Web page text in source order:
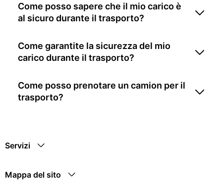
Come posso sapere che il mio carico è
al sicuro durante il trasporto?
Come garantite la sicurezza del mio
carico durante il trasporto?
Come posso prenotare un camion per il
trasporto?
Servizi
Mappa del sito